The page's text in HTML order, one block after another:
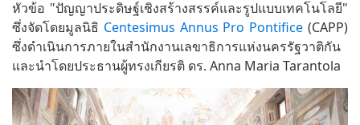
หัวข้อ "ปัญญาประดิษฐ์เชิงสร้างสรรค์และรูปแบบเทคโนโลยี"
ซึ่งจัดโดยมูลนิธิ Centesimus Annus Pro Pontifice (CAPP)
ซึ่งดำเนินการภายในสำนักงานเลขาธิการแห่งนครรัฐวาติกัน
และนำโดยประธานผู้ทรงเกียรติ ดร. Anna Maria Tarantola